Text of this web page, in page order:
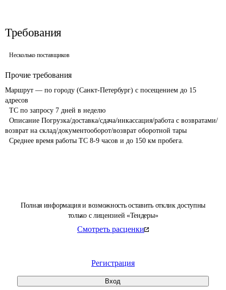
Полная информация и возможность оставить отклик доступны
только с лицензией «Тендеры»
Смотреть расценки
Регистрация
Вход
Требования
Несколько поставщиков
Прочие требования
Маршрут — по городу (Санкт-Петербург) с посещением до 15
адресов
возврат на склад/документооборот/возврат оборотной тары